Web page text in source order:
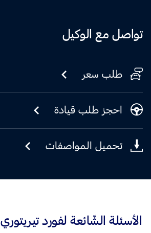
تواصل مع الوكيل
طلب سعر
احجز طلب قيادة
تحميل المواصفات
الأسئلة الشّائعة لفورد تيريتوري